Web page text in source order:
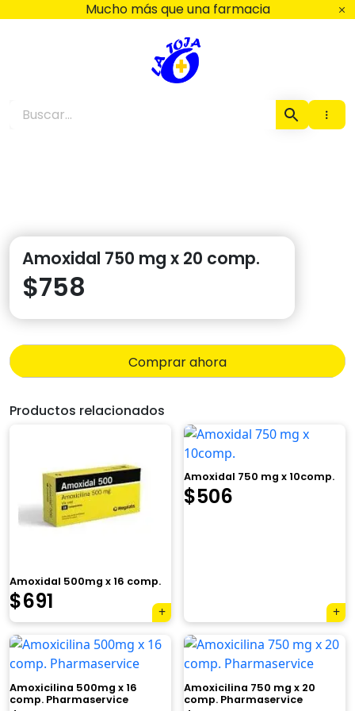
Mucho más que una farmacia
Farmacia La Toja
Amoxidal 750 mg x 20 comp.
$758
Comprar ahora
Productos relacionados
Amoxidal 500mg x 16 comp.
$691
Amoxidal 750 mg x 10comp.
$506
Amoxicilina 500mg x 16
comp. Pharmaservice
Amoxicilina 750 mg x 20
comp. Pharmaservice
×